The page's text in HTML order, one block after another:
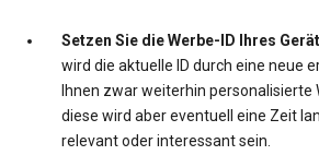
Setzen Sie die Werbe-ID Ihres
wird die aktuelle ID durch eine neue
Ihnen zwar weiterhin personalisierte
diese wird aber eventuell eine Zeit
relevant oder interessant sein.